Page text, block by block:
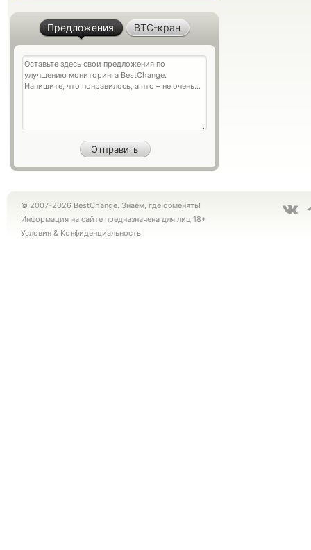
Предложения BTC-кран
© 2007-2026 BestChange. Знаем, где обменять!
Информация на сайте предназначена для лиц 18+
Условия & Конфиденциальность